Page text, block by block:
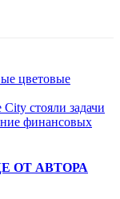
цветовые
стояли задачи
финансовых
ОТ АВТОРА